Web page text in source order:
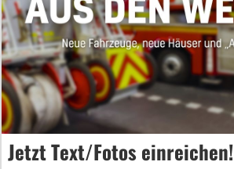
Jetzt Text/Fotos einreichen!